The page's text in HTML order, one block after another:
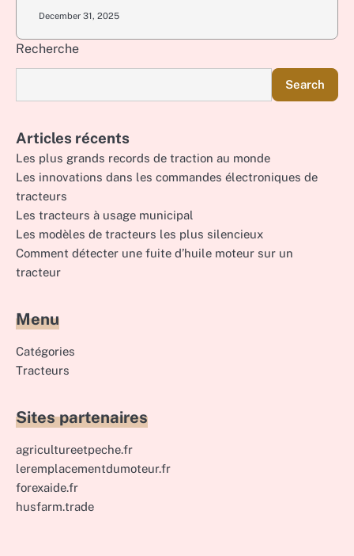
December 31, 2025
Recherche
Search
Articles récents
Les plus grands records de traction au monde
Les innovations dans les commandes électroniques de
tracteurs
Les tracteurs à usage municipal
Les modèles de tracteurs les plus silencieux
Comment détecter une fuite d’huile moteur sur un
tracteur
Menu
Catégories
Tracteurs
Sites partenaires
agricultureetpeche.fr
leremplacementdumoteur.fr
forexaide.fr
husfarm.trade